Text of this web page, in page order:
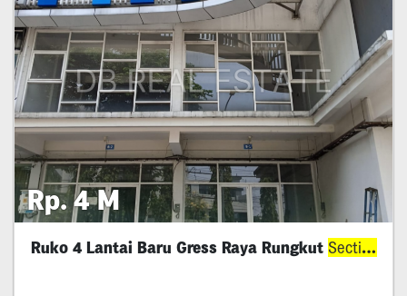
Rp. 4 M
Ruko 4 Lantai Baru Gress Raya Rungkut Section